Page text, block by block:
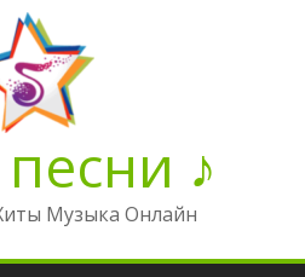
♪
Музыка Онлайн